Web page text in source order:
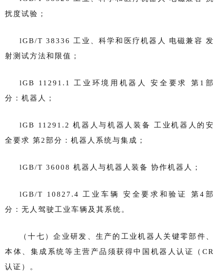
扰度试验；
lGB/T 38336 工业、科学和医疗机器人 电磁兼容 发
射测试方法和限值；
lGB 11291.1 工业环境用机器人 安全要求 第1部
分：机器人；
lGB 11291.2 机器人与机器人装备 工业机器人的安
全要求 第2部分：机器人系统与集成；
lGB/T 36008 机器人与机器人装备 协作机器人；
lGB/T 10827.4 工业车辆 安全要求和验证 第4部
分：无人驾驶工业车辆及其系统。
（十七）企业研发、生产的工业机器人关键零部件、
本体、集成系统等主营产品须获得中国机器人认证（CR
认证）。